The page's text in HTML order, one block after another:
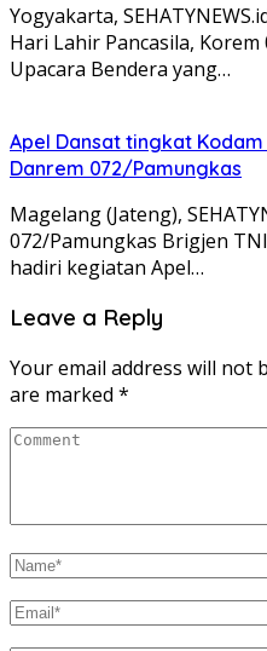
Yogyakarta,
Hari Lahir Pancasila,
Upacara Bendera yang…
Apel Dansat tingkat
Danrem 072/Pamungkas
Magelang (Jateng),
072/Pamungkas Brigjen
hadiri kegiatan Apel…
Leave a Reply
Your email address will not
are marked *